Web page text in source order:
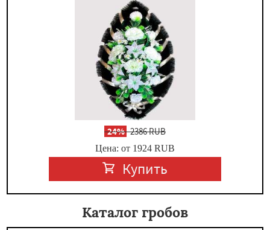
-24%2386 RUB
Цена: от 1924 RUB
Купить
Каталог гробов